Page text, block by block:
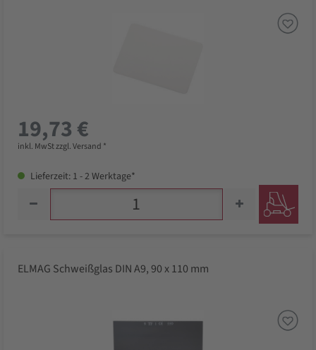
19,73 €
inkl. MwSt zzgl. Versand *
Lieferzeit: 1 - 2 Werktage*
ELMAG Schweißglas DIN A9, 90 x 110 mm